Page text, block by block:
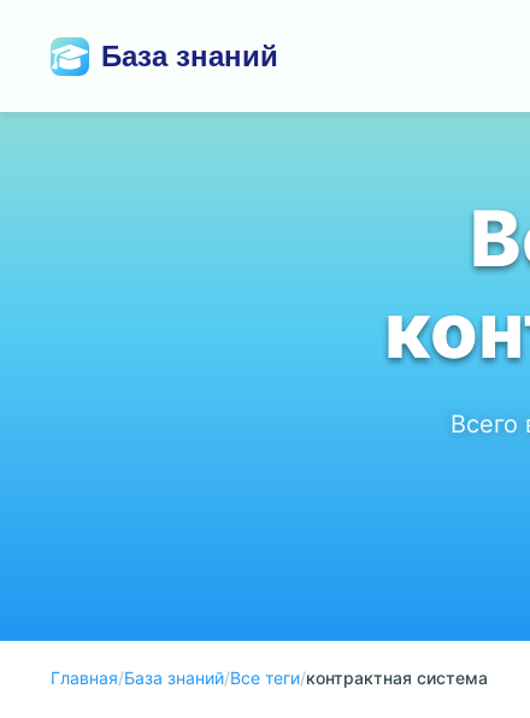
База знаний
Всего
Главная/База знаний/Все теги/контрактная система